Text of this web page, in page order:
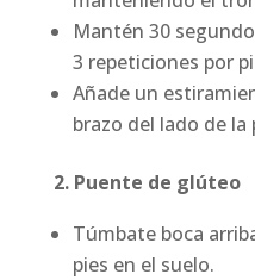
Mantén 30
3 repeticiones por
Añade un
brazo del lado de
2. Puente de glúteo
Túmbate boca
pies en el suelo.